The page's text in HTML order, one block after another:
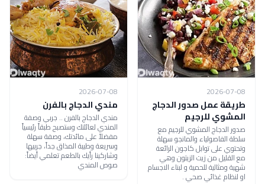
2026-07-08
طريقة عمل صدور الدجاج
المشوي للرجيم
صدور الدجاج المشوي للرجيم مع
سلطة الفاصولياء والمانجو سهلة
وتحتوي على توابل كاجون الرائعة
مع القليل من زيت الزيتون وهي
شهية ومثالية للحمية و لبناء الاجسام
او لنظام غذائي صحي .
2026-07-08
مندي الدجاج بالفرن
مندي الدجاج بالفرن .. جربي وصفة
المندي لعائلتك وستصبح طبقاً رئيسياً
مفضلاً على مائدتك، وصفة سهلة
وسريعة وطيبة المذاق جداً، جربيها
وشاركينا رأيك بالطعم تعلمي أيضاً:
صوص المندي